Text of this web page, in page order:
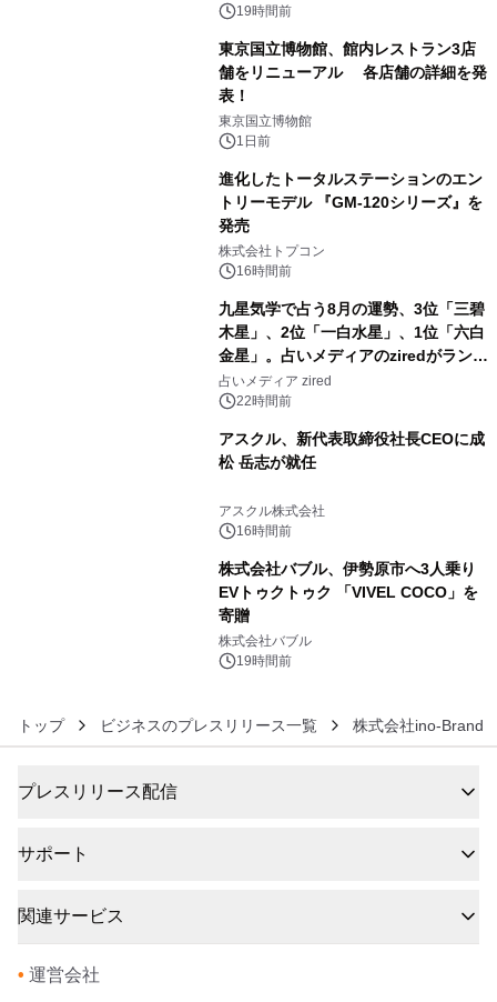
19時間前
東京国立博物館、館内レストラン3店
舗をリニューアル 各店舗の詳細を発
表！
東京国立博物館
1日前
進化したトータルステーションのエン
トリーモデル 『GM-120シリーズ』を
発売
株式会社トプコン
16時間前
九星気学で占う8月の運勢、3位「三碧
木星」、2位「一白水星」、1位「六白
金星」。占いメディアのziredがランキ
ングを発表
占いメディア zired
22時間前
アスクル、新代表取締役社長CEOに成
松 岳志が就任
アスクル株式会社
16時間前
株式会社バブル、伊勢原市へ3人乗り
EVトゥクトゥク 「VIVEL COCO」を
寄贈
株式会社バブル
19時間前
トップ ビジネスのプレスリリース一覧 株式会社ino-Brand
プレスリリース配信
サポート
関連サービス
• 運営会社